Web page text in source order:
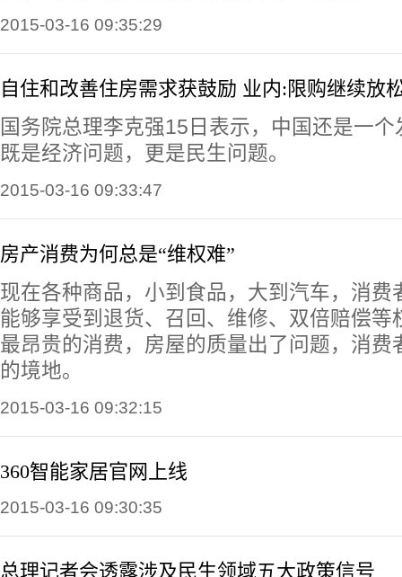
2015-03-16 09:35:29
自住和改善住房需求获鼓励 业内:限购继续放
国务院总理李克强15日表示，中国还是一
既是经济问题，更是民生问题。
2015-03-16 09:33:47
房产消费为何总是“维权难”
现在各种商品，小到食品，大到汽车，消费
能够享受到退货、召回、维修、双倍赔偿等
最昂贵的消费，房屋的质量出了问题，消费
的境地。
2015-03-16 09:32:15
360智能家居官网上线
2015-03-16 09:30:35
总理记者会透露涉及民生领域五大政策信号